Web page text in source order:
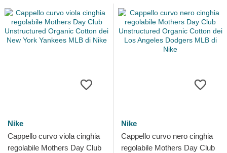
Nike
Cappello curvo viola cinghia
regolabile Mothers Day Club
Nike
Cappello curvo nero cinghia
regolabile Mothers Day Club